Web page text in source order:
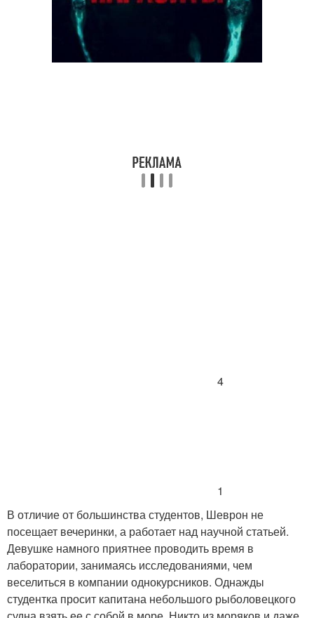
4
1
В отличие от большинства студентов, Шеврон не
посещает вечеринки, а работает над научной статьей.
Девушке намного приятнее проводить время в
лаборатории, занимаясь исследованиями, чем
веселиться в компании однокурсников. Однажды
студентка просит капитана небольшого рыболовецкого